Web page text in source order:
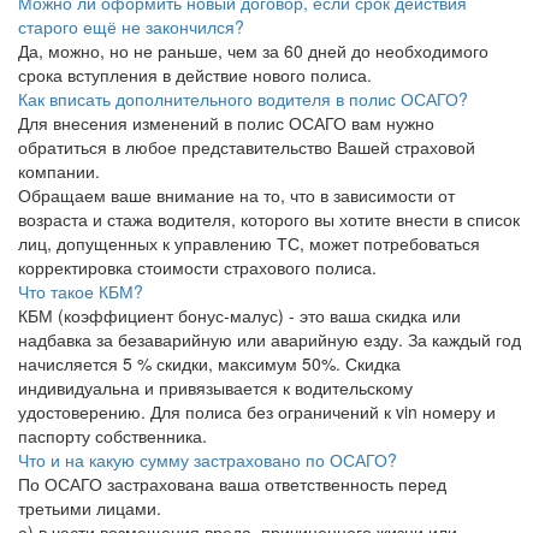
старого ещё не закончился?
Да, можно, но не раньше, чем за 60 дней до необходимого
срока вступления в действие нового полиса.
Как вписать дополнительного водителя в полис ОСАГО?
Для внесения изменений в полис ОСАГО вам нужно
обратиться в любое представительство Вашей страховой
компании.
Обращаем ваше внимание на то, что в зависимости от
возраста и стажа водителя, которого вы хотите внести в список
лиц, допущенных к управлению ТС, может потребоваться
корректировка стоимости страхового полиса.
Что такое КБМ?
КБМ (коэффициент бонус-малус) - это ваша скидка или
надбавка за безаварийную или аварийную езду. За каждый год
начисляется 5 % скидки, максимум 50%. Скидка
индивидуальна и привязывается к водительскому
удостоверению. Для полиса без ограничений к vin номеру и
паспорту собственника.
Что и на какую сумму застраховано по ОСАГО?
По ОСАГО застрахована ваша ответственность перед
третьими лицами.